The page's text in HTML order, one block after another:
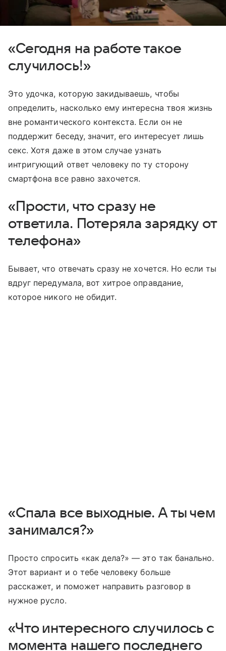
«Сегодня на работе такое
случилось!»
Это удочка, которую закидываешь, чтобы
определить, насколько ему интересна твоя жизнь
вне романтического контекста. Если он не
поддержит беседу, значит, его интересует лишь
секс. Хотя даже в этом случае узнать
интригующий ответ человеку по ту сторону
смартфона все равно захочется.
«Прости, что сразу не
ответила. Потеряла зарядку от
телефона»
Бывает, что отвечать сразу не хочется. Но если ты
вдруг передумала, вот хитрое оправдание,
которое никого не обидит.
«Спала все выходные. А ты чем
занимался?»
Просто спросить «как дела?» — это так банально.
Этот вариант и о тебе человеку больше
расскажет, и поможет направить разговор в
нужное русло.
«Что интересного случилось с
момента нашего последнего